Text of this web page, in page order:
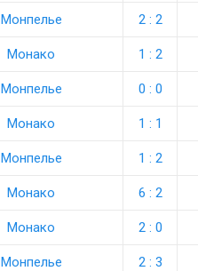
Монпелье 2 : 2
Монако 1 : 2
Монпелье 0 : 0
Монако 1 : 1
Монпелье 1 : 2
Монако 6 : 2
Монако 2 : 0
Монпелье 2 : 3